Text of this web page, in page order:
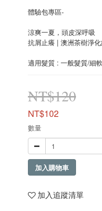
體驗包專區-
涼爽一夏，頭皮深呼吸
抗屑止癢 | 澳洲茶樹淨化
適用髮質 : 一般髮質/細
NT$120
NT$102
數量
加入購物車
加入追蹤清單